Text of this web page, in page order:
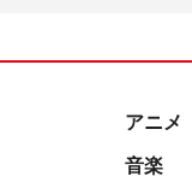
アニメ
音楽